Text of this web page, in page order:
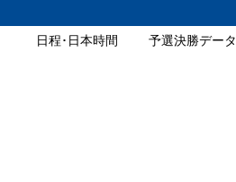
日程･日本時間 予選決勝データ